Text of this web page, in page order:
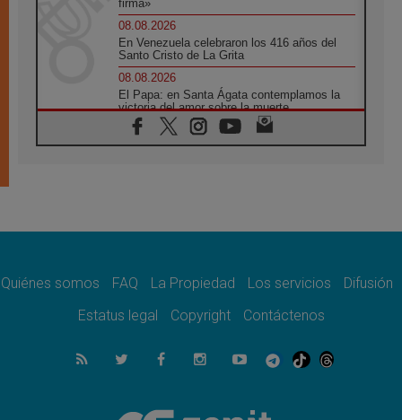
firma»
08.08.2026
En Venezuela celebraron los 416 años del
Santo Cristo de La Grita
08.08.2026
El Papa: en Santa Ágata contemplamos la
victoria del amor sobre la muerte
08.08.2026
León XIV visitará el Santuario de la Madre
07.08.2026
07.08.2026
el compromiso del cristiano"
La matanza de niños en Gaza no cesa: 300
muertos en 300 días
Tagle: La guerra desfigura el mundo, solo la
Quiénes somos FAQ La Propiedad Los servicios
Difusión
Estatus legal
Copyright Contáctenos